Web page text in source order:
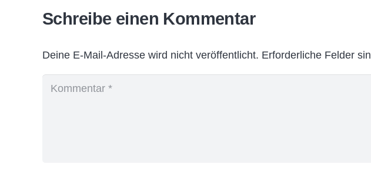
Schreibe einen Kommentar
Deine E-Mail-Adresse wird nicht veröffentlicht. Erforderliche Felder